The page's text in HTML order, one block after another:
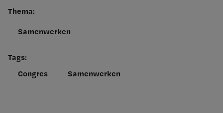
Thema:
Samenwerken
Tags:
Congres
Samenwerken